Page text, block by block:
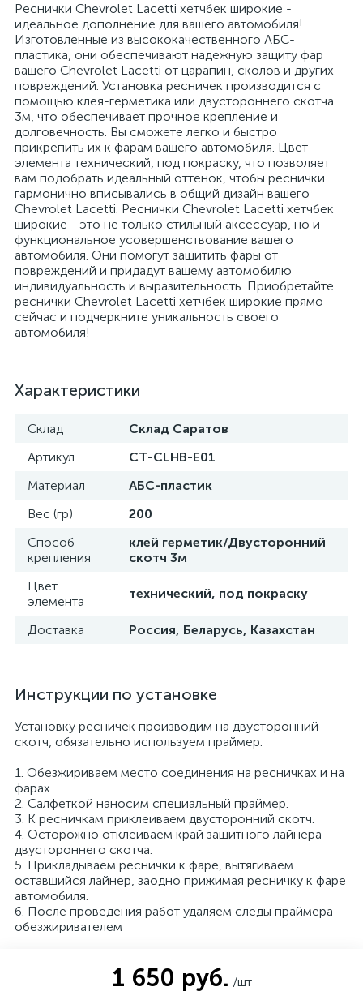
Реснички Chevrolet Lacetti хетчбек широкие -
идеальное дополнение для вашего автомобиля!
Изготовленные из высококачественного АБС-
пластика, они обеспечивают надежную защиту фар
вашего Chevrolet Lacetti от царапин, сколов и других
повреждений. Установка ресничек производится с
помощью клея-герметика или двустороннего скотча
3м, что обеспечивает прочное крепление и
долговечность. Вы сможете легко и быстро
прикрепить их к фарам вашего автомобиля. Цвет
элемента технический, под покраску, что позволяет
вам подобрать идеальный оттенок, чтобы реснички
гармонично вписывались в общий дизайн вашего
Chevrolet Lacetti. Реснички Chevrolet Lacetti хетчбек
широкие - это не только стильный аксессуар, но и
функциональное усовершенствование вашего
автомобиля. Они помогут защитить фары от
повреждений и придадут вашему автомобилю
индивидуальность и выразительность. Приобретайте
реснички Chevrolet Lacetti хетчбек широкие прямо
сейчас и подчеркните уникальность своего
автомобиля!
Характеристики
Склад
Склад Саратов
Артикул
CT-CLHB-E01
Материал
АБС-пластик
Вес (гр)
200
Способ
крепления
клей герметик/Двусторонний
скотч 3м
Цвет
элемента
технический, под покраску
Доставка Россия, Беларусь, Казахстан
Инструкции по установке
Установку ресничек производим на двусторонний
скотч, обязательно используем праймер.
1. Обезжириваем место соединения на ресничках и на
фарах.
2. Салфеткой наносим специальный праймер.
3. К ресничкам приклеиваем двусторонний скотч.
4. Осторожно отклеиваем край защитного лайнера
двустороннего скотча.
5. Прикладываем реснички к фаре, вытягиваем
оставшийся лайнер, заодно прижимая ресничку к фаре
автомобиля.
6. После проведения работ удаляем следы праймера
обезжиривателем
1 650 руб. /шт